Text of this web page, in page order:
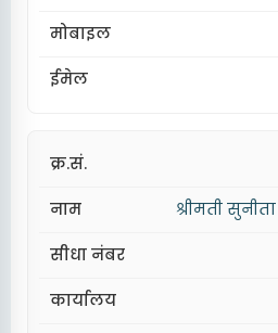
श्रीमती